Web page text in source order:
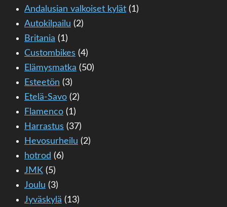
Andalusian valkoiset kylät (1)
Autokilpailu (2)
Britania (1)
Custombikes (4)
Elämysmatka (50)
Esteetön (3)
Etelä-Savo (2)
Flamenco (1)
Harrastus (37)
Hevosurheilu (2)
hotrod (6)
JMK (5)
Joulu (3)
Jyväskylä (13)